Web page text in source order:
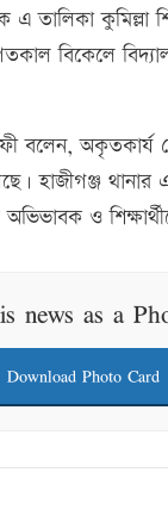
এ তালিকা কুমিল্লা
বিকেলে
বলেন,
হাজীগঞ্জ
ও
news as a
Download Photo Card